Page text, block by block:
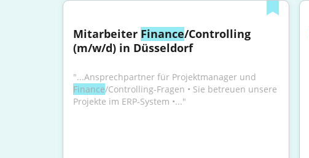
Mitarbeiter Finance/Controlling
(m/w/d) in Düsseldorf
Finance/Controlling-Fragen • Sie betreuen unsere
Projekte im ERP-System •..."